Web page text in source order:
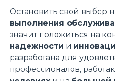
Остановить свой выбор
выполнения
значит положиться на
надежности и
разработана для
профессионалов,